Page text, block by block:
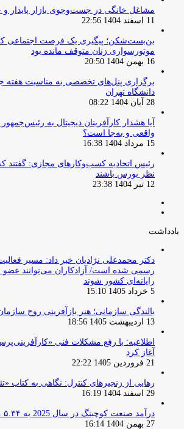
مشاغل خانگی در جست‌وجوی بازار پایدار و
11 اسفند 1404 22:56
بن‌بست‌شکن؛ پیگیری یک فرصت اجتماعی
موتورسواری زنان متوقف مانده بود
16 بهمن 1404 20:50
برگزاری پنل‌های تخصصی به مناسبت هفته
دانشگاه تهران
28 آبان 1404 08:22
آیا هشدار کارآفرینان دیجیتال به
واقعی و به‌جا است؟
15 مرداد 1404 16:38
‏رئیس اتحادیه کسب‌وکارهای مجازی: گفتند که
نظر بورس باشند
12 تیر 1404 23:38
یادداشت
دکتر محمدعلی نژادیان خبر داد: مسیر
رسمی شده است/ آزادکاران می‌توانند
رایانه‌ای کشور شوند
5 خرداد 1405 15:10
بالندگی سازمانی؛ هنر بازآفرینی روح
13 اردیبهشت 1405 18:56
اطلاعیه: با رفع مشکلات فنی
آغاز کرد
21 فروردین 1405 22:22
رهایی از زنجیرهای کنترل: نگاهی به کتاب
29 اسفند 1404 16:19
درآمد صنعت کوچینگ در سال 2025 به ۵.۳۴ میلیارد دلار آمریکا رسید
27 بهمن 1404 16:14